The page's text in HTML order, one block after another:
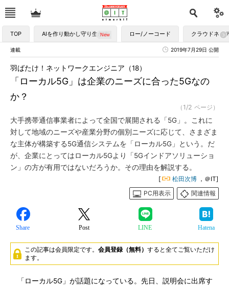
TOP AIを作り動かし守り生かす ロー/ノーコード クラウドネイ
連載 2019年7月29日 公開
「ローカル5G」は企業のニーズに合った5Gなの
か？
羽ばたけ！ネットワークエンジニア（18）
（1/2 ページ）
大手携帯通信事業者によって全国で展開される「5G」。これに
対して地域のニーズや産業分野の個別ニーズに応じて、さまざま
な主体が構築する5G通信システムを「ローカル5G」という。だ
が、企業にとってはローカル5Gより「5Gインドアソリューショ
ン」の方が有用ではないだろうか。その理由を解説する。
[ 松田次博 ，＠IT]
PC用表示
関連情報
Share Post LINE Hatena
この記事は会員限定です。 会員登録（無料） すると全てご覧いただけ
ます。
「ローカル5G」が話題になっている。先日、説明会に出席す